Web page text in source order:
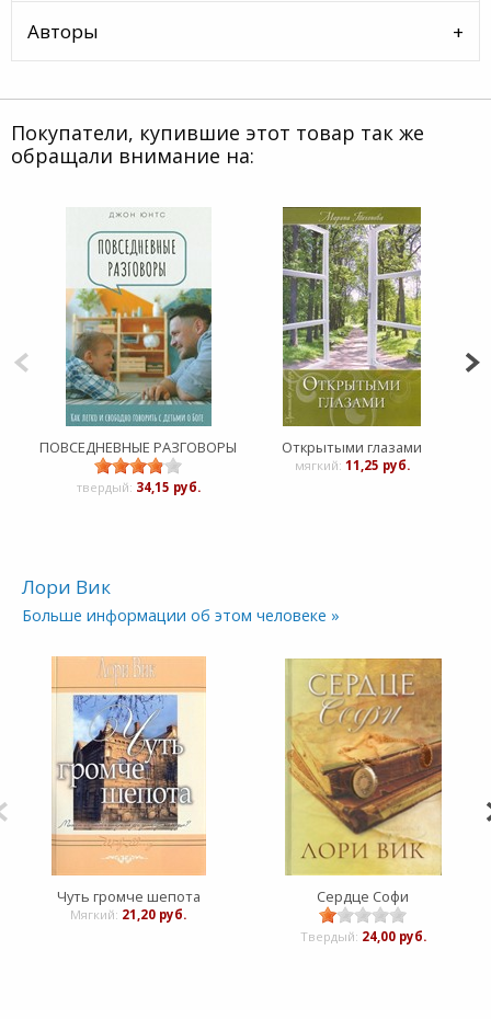
Авторы
Покупатели, купившие этот товар так же
обращали внимание на:
ПОВСЕДНЕВНЫЕ РАЗГОВОРЫ
твердый: 34,15 руб.
Открытыми глазами
мягкий: 11,25 руб.
Лори Вик
Больше информации об этом человеке »
Чуть громче шепота
Мягкий: 21,20 руб.
Сердце Софи
Твердый: 24,00 руб.